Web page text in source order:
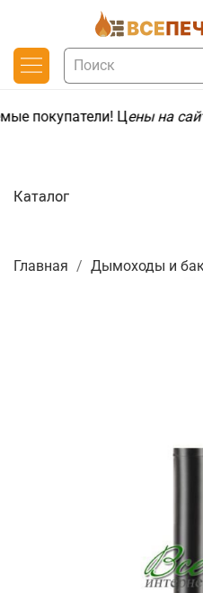
покупатели! Цены на
Главная Дымоходы и
Каталог